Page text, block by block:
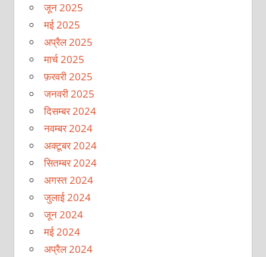
जून 2025
मई 2025
अप्रैल 2025
मार्च 2025
फ़रवरी 2025
जनवरी 2025
दिसम्बर 2024
नवम्बर 2024
अक्टूबर 2024
सितम्बर 2024
अगस्त 2024
जुलाई 2024
जून 2024
मई 2024
अप्रैल 2024